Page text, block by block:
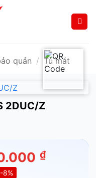
quản / Tủ mát
2DUC/Z
₫
-8%